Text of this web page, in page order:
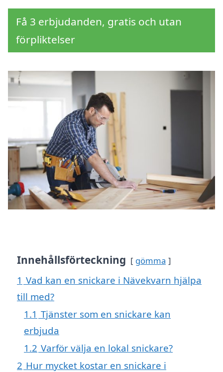
Få 3 erbjudanden, gratis och utan
förpliktelser
Innehållsförteckning gömma
1 Vad kan en snickare i Nävekvarn hjälpa
till med?
1.1 Tjänster som en snickare kan
erbjuda
1.2 Varför välja en lokal snickare?
2 Hur mycket kostar en snickare i